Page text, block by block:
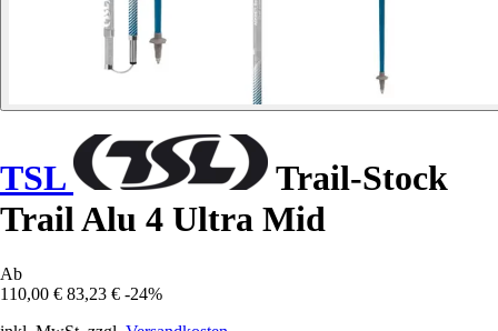
TSL
Trail-Stock
Trail Alu 4 Ultra Mid
Ab
110,00 € 83,23 € -24%